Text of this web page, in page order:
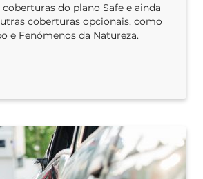
do plano Safe e ainda
coberturas opcionais, como
e Fenómenos da Natureza.